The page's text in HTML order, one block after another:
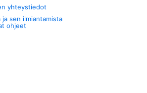
yhteystiedot
ja sen ilmiantamista
ohjeet